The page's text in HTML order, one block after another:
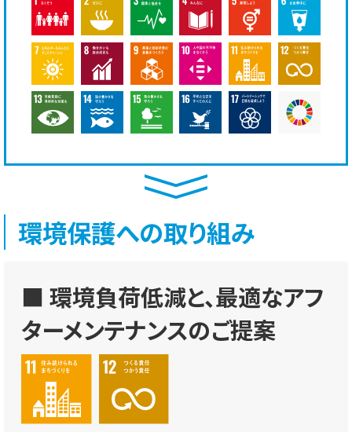
環境保護への取り組み
■ 環境負荷低減と、最適なアフ
ターメンテナンスのご提案